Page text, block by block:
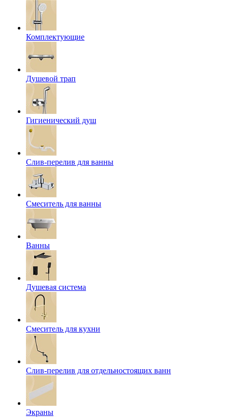
Комплектующие
Душевой трап
Гигиенический душ
Слив-перелив для ванны
Смеситель для ванны
Ванны
Душевая система
Смеситель для кухни
Слив-перелив для отдельностоящих ванн
Экраны